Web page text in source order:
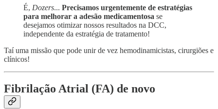
É, Dozers... Precisamos urgentemente de estratégias
para melhorar a adesão medicamentosa se
desejamos otimizar nossos resultados na DCC,
independente da estratégia de tratamento!
Taí uma missão que pode unir de vez hemodinamicistas, cirurgiões e
clínicos!
Fibrilação Atrial (FA) de novo